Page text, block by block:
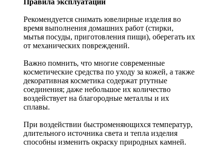
Рекомендуется снимать ювелирные изделия во
время выполнения домашних работ (стирки,
мытья посуды, приготовления пищи), оберегать их
от механических повреждений.
Важно помнить, что многие современные
косметические средства по уходу за кожей, а также
декоративная косметика содержат ртутные
соединения; даже небольшое их количество
воздействует на благородные металлы и их
сплавы.
При воздействии быстроменяющихся температур,
длительного источника света и тепла изделия
способны изменить окраску природных камней.